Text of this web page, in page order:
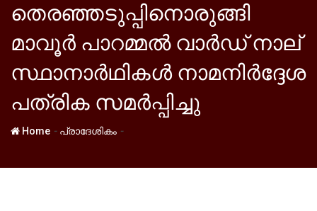
തെരഞ്ഞടുപ്പിനൊരുങ്ങി
മാവൂര്‍ പാറമ്മല്‍ വാര്‍ഡ് നാല്
സ്ഥാനാര്‍ഥികള്‍ നാമനിര്‍ദ്ദേശ
പത്രിക സമര്‍പ്പിച്ചു
Home - പ്രാദേശികം -